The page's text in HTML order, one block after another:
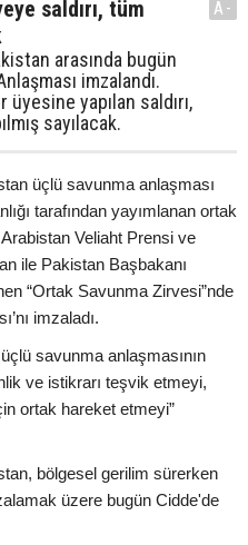
saldırı, tüm
arasında bugün
imzalandı.
yapılan saldırı,
sayılacak.
A-
üçlü savunma anlaşması
tarafından yayımlanan ortak
Veliaht Prensi ve
ile Pakistan Başbakanı
“Ortak Savunma Zirvesi”nde
imzaladı.
savunma anlaşmasının
ve istikrarı teşvik etmeyi,
ortak hareket etmeyi”
bölgesel gerilim sürerken
üzere bugün Cidde'de